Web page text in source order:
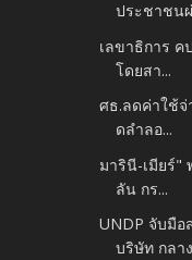
ประชาชน
เลขาธิการ ค
โดยสา...
ศธ.ลดค่าใช้จ่
ดลำลอ...
มารินี-เมียร์"
ลัน กร...
UNDP จับมื
บริษัท กลา